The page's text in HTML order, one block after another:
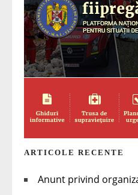
ARTICOLE RECENTE
Anunt privind